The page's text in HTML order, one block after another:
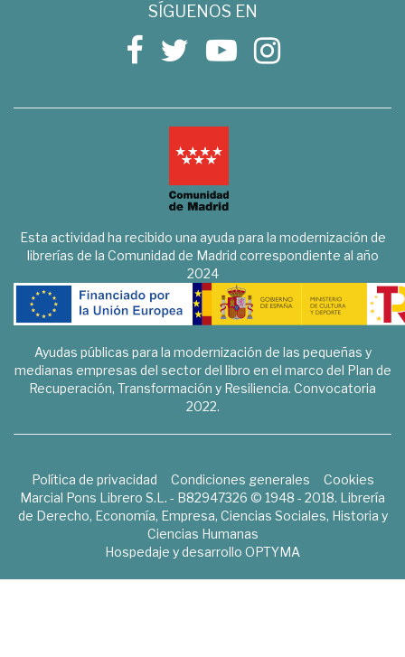
SÍGUENOS EN
Esta actividad ha recibido una ayuda para la modernización de
librerías de la Comunidad de Madrid correspondiente al año
2024
Ayudas públicas para la modernización de las pequeñas y
medianas empresas del sector del libro en el marco del Plan de
Recuperación, Transformación y Resiliencia. Convocatoria
2022.
Política de privacidad Condiciones generales
Cookies
Marcial Pons Librero S.L. - B82947326 © 1948 - 2018. Librería
de Derecho, Economía, Empresa, Ciencias Sociales, Historia y
Ciencias Humanas
Hospedaje y desarrollo OPTYMA